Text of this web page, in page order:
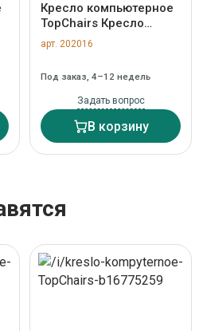
Кресло компьютерное
TopChairs Кресло
компьютерное
TopChairs ST-Alex серо-
УТ000035289
арт. 202016
Под заказ, 4–12 недель
Задать вопрос
В корзину